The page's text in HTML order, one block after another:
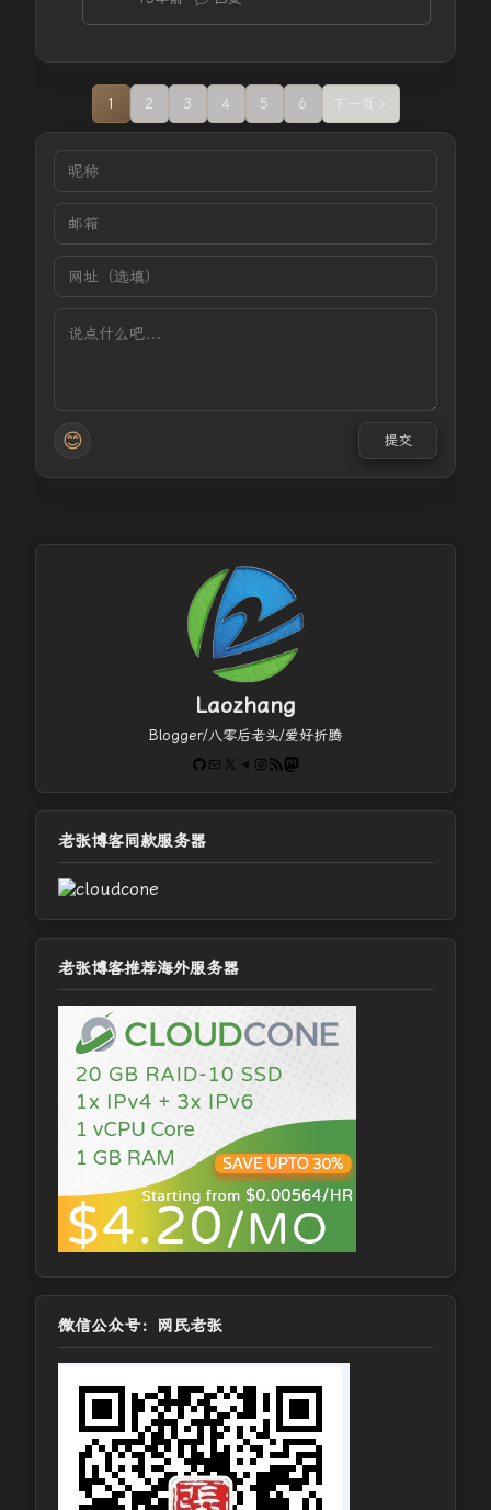
1 2 3 4 5 6 下一页
😊 提交
Laozhang
Blogger/八零后老头/爱好折腾
GitHub
电子邮件 X Telegram
Instagram
RSS FeedMastodon
老张博客同款服务器
老张博客推荐海外服务器
微信公众号：网民老张